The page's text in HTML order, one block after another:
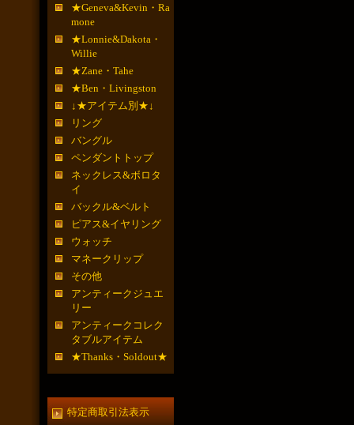
★Geneva&Kevin・Ra
mone
★Lonnie&Dakota・
Willie
★Zane・Tahe
★Ben・Livingston
↓★アイテム別★↓
リング
バングル
ペンダントトップ
ネックレス&ボロタ
イ
バックル&ベルト
ピアス&イヤリング
ウォッチ
マネークリップ
その他
アンティークジュエ
リー
アンティークコレク
タブルアイテム
★Thanks・Soldout★
特定商取引法表示